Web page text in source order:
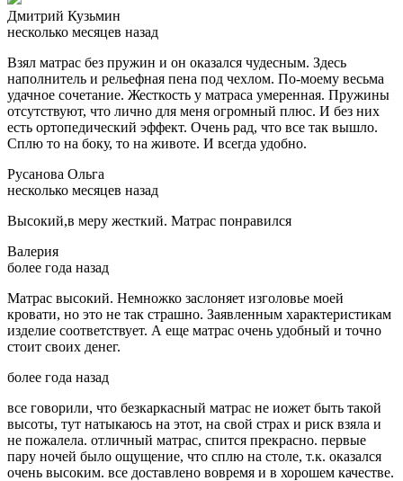
Дмитрий Кузьмин
несколько месяцев назад
Взял матрас без пружин и он оказался чудесным. Здесь
наполнитель и рельефная пена под чехлом. По-моему весьма
удачное сочетание. Жесткость у матраса умеренная. Пружины
отсутствуют, что лично для меня огромный плюс. И без них
есть ортопедический эффект. Очень рад, что все так вышло.
Сплю то на боку, то на животе. И всегда удобно.
Русанова Ольга
несколько месяцев назад
Высокий,в меру жесткий. Матрас понравился
Валерия
более года назад
Матрас высокий. Немножко заслоняет изголовье моей
кровати, но это не так страшно. Заявленным характеристикам
изделие соответствует. А еще матрас очень удобный и точно
стоит своих денег.
более года назад
все говорили, что безкаркасный матрас не иожет быть такой
высоты, тут натыкаюсь на этот, на свой страх и риск взяла и
не пожалела. отличный матрас, спится прекрасно. первые
пару ночей было ощущение, что сплю на столе, т.к. оказался
очень высоким. все доставлено вовремя и в хорошем качестве.